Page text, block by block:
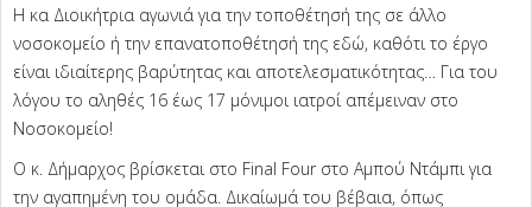
Η κα Διοικήτρια αγωνιά για την τοποθέτησή της σε άλλο
νοσοκομείο ή την επανατοποθέτησή της εδώ, καθότι το έργο
είναι ιδιαίτερης βαρύτητας και αποτελεσματικότητας… Για του
λόγου το αληθές 16 έως 17 μόνιμοι ιατροί απέμειναν στο
Νοσοκομείο!
Ο κ. Δήμαρχος βρίσκεται στο Final Four στο Αμπού Ντάμπι για
την αγαπημένη του ομάδα. Δικαίωμά του βέβαια, όπως